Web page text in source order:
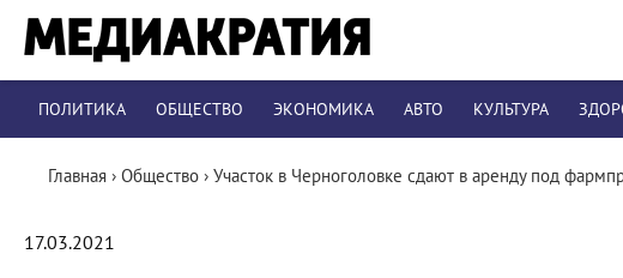
ПОЛИТИКА ОБЩЕСТВО ЭКОНОМИКА АВТО КУЛЬТУРА
Главная › Общество › Участок в Черноголовке сдают в аренду под
17.03.2021